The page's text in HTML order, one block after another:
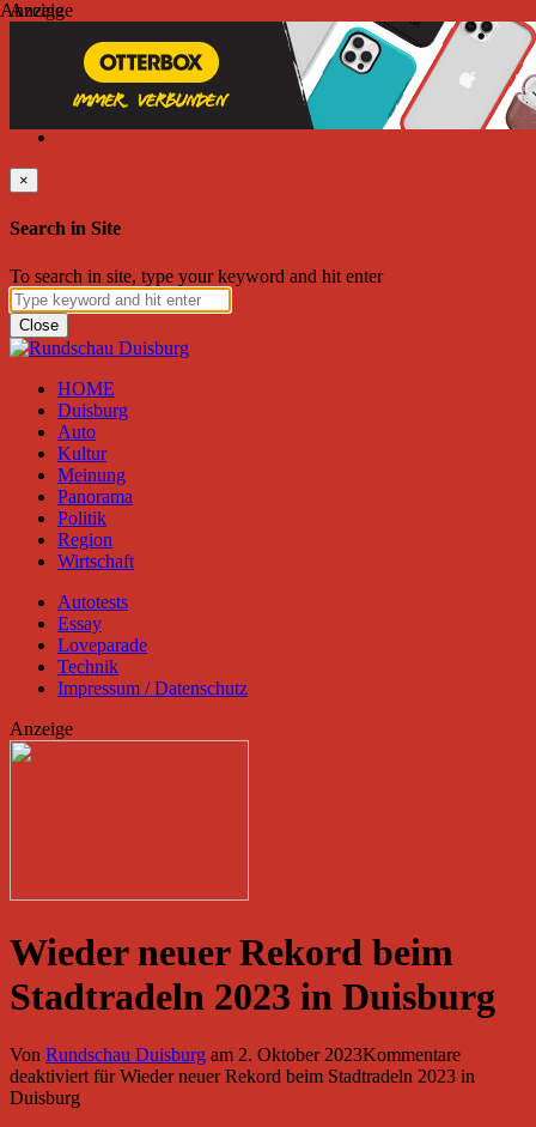
Samstag, August 08, 2026
Friend on Facebook Follow on Twitter
Subscribe to RSS
×
Search in Site
To search in site, type your keyword and hit enter
Close
HOME
Duisburg
Auto
Kultur
Meinung
Panorama
Politik
Region
Wirtschaft
Autotests
Essay
Loveparade
Technik
Impressum / Datenschutz
Anzeige
Wieder neuer Rekord beim
Stadtradeln 2023 in Duisburg
Von Rundschau Duisburg am 2. Oktober 2023Kommentare
deaktiviertfür Wieder neuer Rekord beim Stadtradeln 2023 in
Duisburg
Anzeige
Anzeige